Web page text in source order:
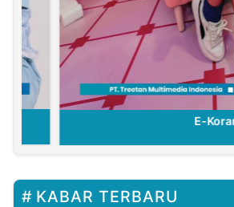
E-Koran
KABAR TERBARU